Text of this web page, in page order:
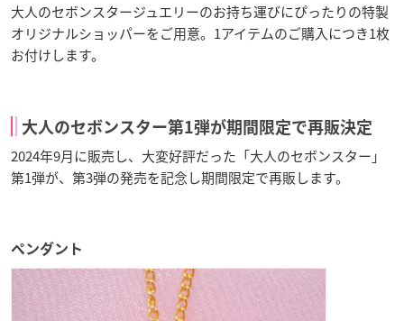
大人のセボンスタージュエリーのお持ち運びにぴったりの特製
オリジナルショッパーをご用意。1アイテムのご購入につき1枚
お付けします。
大人のセボンスター第1弾が期間限定で再販決定
2024年9月に販売し、大変好評だった「大人のセボンスター」
第1弾が、第3弾の発売を記念し期間限定で再販します。
ペンダント